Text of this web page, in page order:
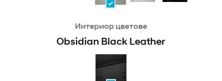
Интериор цветове
Obsidian Black Leather